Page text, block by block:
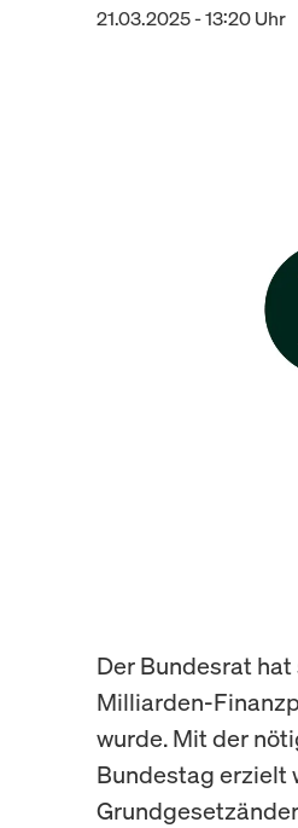
21.03.2025 - 13:20 Uhr
Der Bundesrat
Milliarden-
wurde. Mit der
Bundestag erzielt